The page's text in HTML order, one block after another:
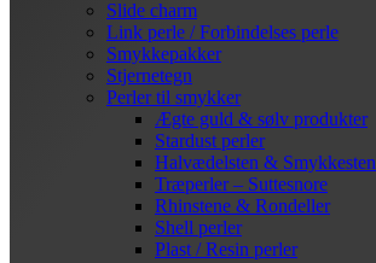
Slide charm
Link perle / Forbindelses perle
Smykkepakker
Stjernetegn
Perler til smykker
Ægte guld & sølv produkter
Stardust perler
Halvædelsten & Smykkesten
Træperler – Suttesnore
Rhinstene & Rondeller
Shell perler
Plast / Resin perler